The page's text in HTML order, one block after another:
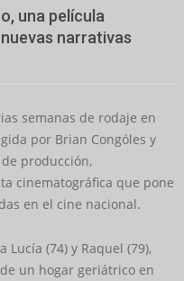
una película
narrativas
semanas de rodaje en
por Brian Congóles y
producción,
cinematográfica que pone
en el cine nacional.
Lucía (74) y Raquel (79),
un hogar geriátrico en